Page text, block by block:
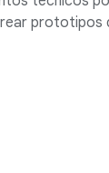
prototipos